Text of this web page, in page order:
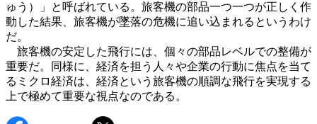
ゅう）」と呼ばれている。旅客機の部品一つ一つが正しく作
動した結果、旅客機が墜落の危機に追い込まれるというわけ
だ。
旅客機の安定した飛行には、個々の部品レベルでの整備が
重要だ。同様に、経済を担う人々や企業の行動に焦点を当て
るミクロ経済は、経済という旅客機の順調な飛行を実現する
上で極めて重要な視点なのである。